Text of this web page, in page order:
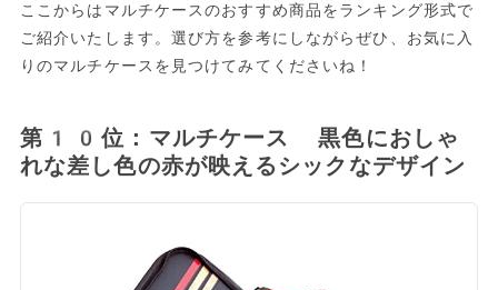
ここからはマルチケースのおすすめ商品をランキング形式で
ご紹介いたします。選び方を参考にしながらぜひ、お気に入
りのマルチケースを見つけてみてくださいね！
第10位：マルチケース 黒色におしゃ
れな差し色の赤が映えるシックなデザイン